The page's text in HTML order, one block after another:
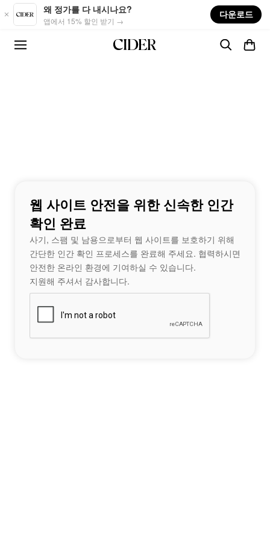
Skip to main content
왜 정가를 다 내시나요?
앱에서 15% 할인 받기 →
다운로드
웹 사이트 안전을 위한 신속한 인간
확인 완료
사기, 스팸 및 남용으로부터 웹 사이트를 보호하기 위해
간단한 인간 확인 프로세스를 완료해 주세요. 협력하시면
안전한 온라인 환경에 기여하실 수 있습니다.
지원해 주셔서 감사합니다.